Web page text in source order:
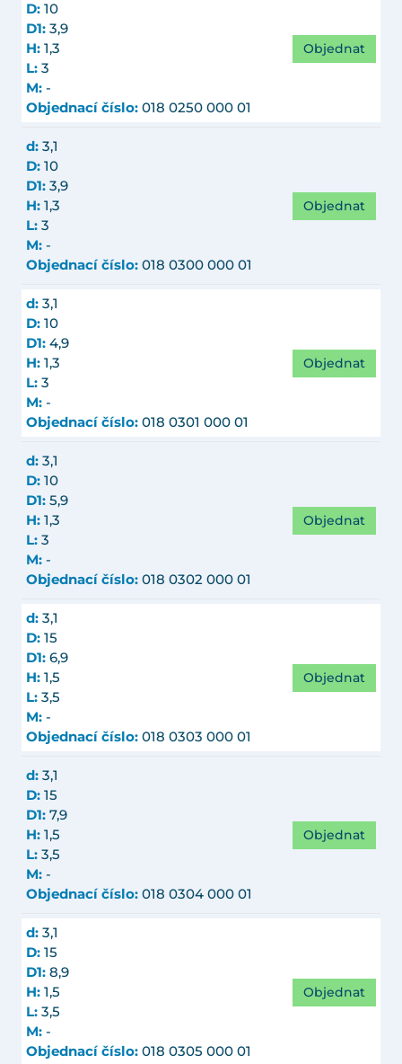
D: 10
D1: 3,9
H: 1,3
L: 3
M: -
Objednací číslo: 018 0250 000 01
Objednat
d: 3,1
D: 10
D1: 3,9
H: 1,3
L: 3
M: -
Objednací číslo: 018 0300 000 01
Objednat
d: 3,1
D: 10
D1: 4,9
H: 1,3
L: 3
M: -
Objednací číslo: 018 0301 000 01
Objednat
d: 3,1
D: 10
D1: 5,9
H: 1,3
L: 3
M: -
Objednací číslo: 018 0302 000 01
Objednat
d: 3,1
D: 15
D1: 6,9
H: 1,5
L: 3,5
M: -
Objednací číslo: 018 0303 000 01
Objednat
d: 3,1
D: 15
D1: 7,9
H: 1,5
L: 3,5
M: -
Objednací číslo: 018 0304 000 01
Objednat
d: 3,1
D: 15
D1: 8,9
H: 1,5
L: 3,5
M: -
Objednací číslo: 018 0305 000 01
Objednat